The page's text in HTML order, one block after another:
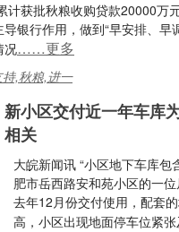
获批秋粮收购贷款20000万
银行作用，做到“早安排、
况……更多
,秋粮,进一
新小区交付近一年车库
相关
大皖新闻讯 “小区地下车库
肥市岳西路安和苑小区的一
去年12月份交付使用，配套
高，小区出现地面停车位紧